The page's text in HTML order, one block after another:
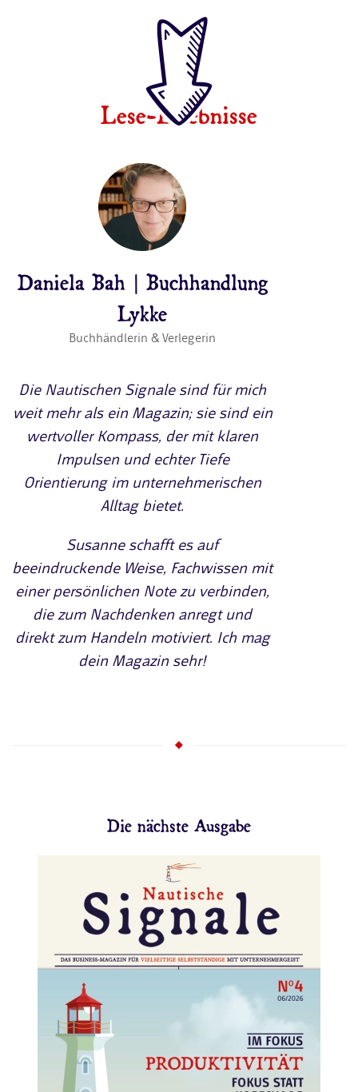
Lese-Erlebnisse
Daniela Bah | Buchhandlung
Lykke
Buchhändlerin & Verlegerin
Die Nautischen Signale sind für mich
weit mehr als ein Magazin; sie sind ein
wertvoller Kompass, der mit klaren
Impulsen und echter Tiefe
Orientierung im unternehmerischen
Alltag bietet.
Susanne schafft es auf
beeindruckende Weise, Fachwissen mit
einer persönlichen Note zu verbinden,
die zum Nachdenken anregt und
direkt zum Handeln motiviert. Ich mag
dein Magazin sehr!
Die nächste Ausgabe